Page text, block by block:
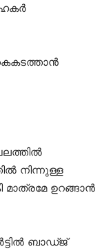
നിന്നുള്ള
ഉറങ്ങാൻ
ബാഡ്ജ്